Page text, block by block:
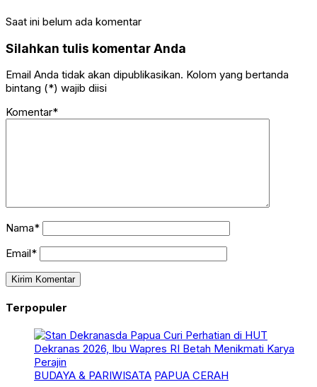
Saat ini belum ada komentar
Silahkan tulis komentar Anda
Email Anda tidak akan dipublikasikan. Kolom yang bertanda
bintang (*) wajib diisi
Komentar*
Nama*
Email*
Terpopuler
BUDAYA & PARIWISATA PAPUA CERAH